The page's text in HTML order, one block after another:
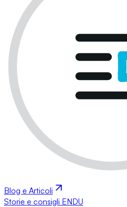
Blog e Articoli
Storie e consigli ENDU